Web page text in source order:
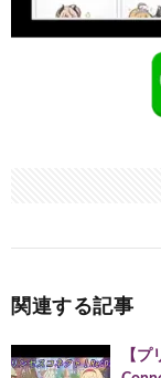
関連する記事
【